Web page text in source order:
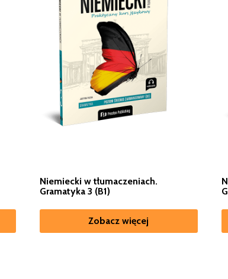
Niemiecki w tłumaczeniach.
Gramatyka 3 (B1)
Zobacz więcej